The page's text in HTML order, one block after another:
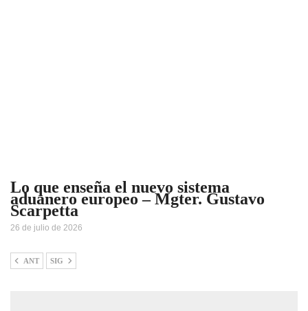
Lo que enseña el nuevo sistema
aduanero europeo – Mgter. Gustavo
Scarpetta
26 de julio de 2026
ANT SIG